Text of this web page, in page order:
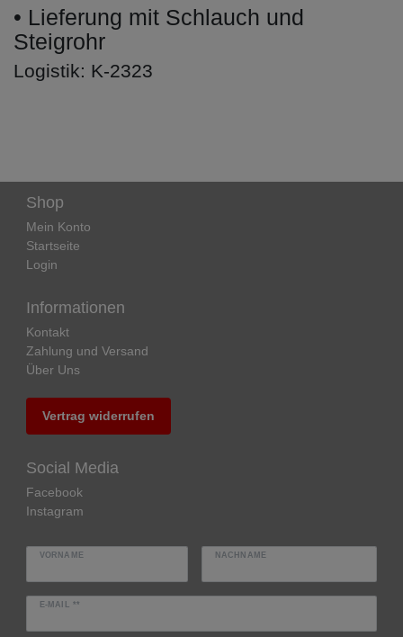
• Lieferung mit Schlauch und
Steigrohr
Logistik: K-2323
Shop
Mein Konto
Startseite
Login
Informationen
Kontakt
Zahlung und Versand
Über Uns
Vertrag widerrufen
Social Media
Facebook
Instagram
VORNAME NACHNAME
E-MAIL **